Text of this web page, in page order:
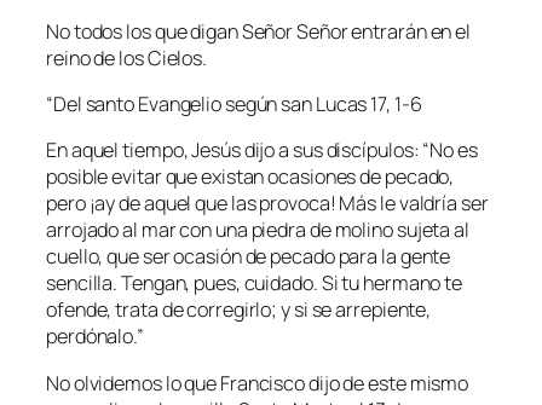
No todos los que digan Señor Señor entrarán en el
reino de los Cielos.
“Del santo Evangelio según san Lucas 17, 1-6
En aquel tiempo, Jesús dijo a sus discípulos: “No es
posible evitar que existan ocasiones de pecado,
pero ¡ay de aquel que las provoca! Más le valdría ser
arrojado al mar con una piedra de molino sujeta al
cuello, que ser ocasión de pecado para la gente
sencilla. Tengan, pues, cuidado. Si tu hermano te
ofende, trata de corregirlo; y si se arrepiente,
perdónalo.”
No olvidemos lo que Francisco dijo de este mismo